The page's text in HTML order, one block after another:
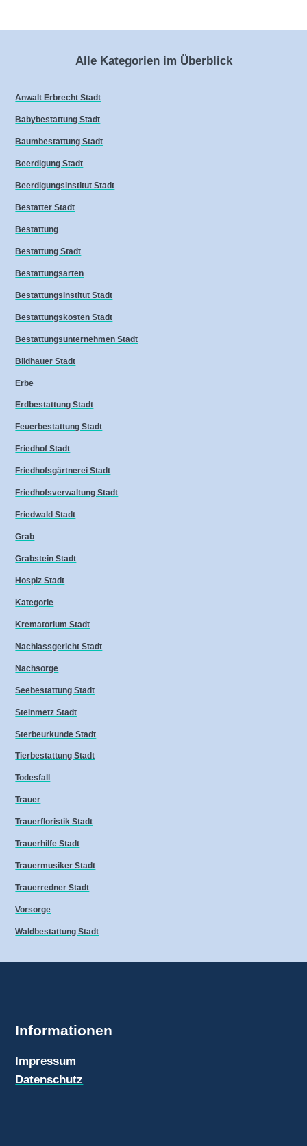
Alle Kategorien im Überblick
Anwalt Erbrecht Stadt
Babybestattung Stadt
Baumbestattung Stadt
Beerdigung Stadt
Beerdigungsinstitut Stadt
Bestatter Stadt
Bestattung
Bestattung Stadt
Bestattungsarten
Bestattungsinstitut Stadt
Bestattungskosten Stadt
Bestattungsunternehmen Stadt
Bildhauer Stadt
Erbe
Erdbestattung Stadt
Feuerbestattung Stadt
Friedhof Stadt
Friedhofsgärtnerei Stadt
Friedhofsverwaltung Stadt
Friedwald Stadt
Grab
Grabstein Stadt
Hospiz Stadt
Kategorie
Krematorium Stadt
Nachlassgericht Stadt
Nachsorge
Seebestattung Stadt
Steinmetz Stadt
Sterbeurkunde Stadt
Tierbestattung Stadt
Todesfall
Trauer
Trauerfloristik Stadt
Trauerhilfe Stadt
Trauermusiker Stadt
Trauerredner Stadt
Vorsorge
Waldbestattung Stadt
Informationen
Impressum
Datenschutz